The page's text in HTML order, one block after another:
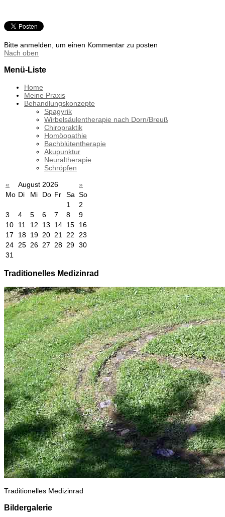
Bitte anmelden, um einen Kommentar zu posten
Nach oben
Menü-Liste
Home
Meine Praxis
Behandlungskonzepte
Spagyrik
Wirbelsäulentherapie nach Dorn/Breuß
Chiropraktik
Homöopathie
Bachblütentherapie
Akupunktur
Neuraltherapie
Schröpfen
« August 2026
»
Mo Di Mi Do Fr Sa So
1
2
3
4 5 6 7 8
9
10
11 12 13 14 15
16
17
18 19 20 21 22
23
24
25 26 27 28 29 30
31
Traditionelles Medizinrad
Traditionelles Medizinrad
Bildergalerie